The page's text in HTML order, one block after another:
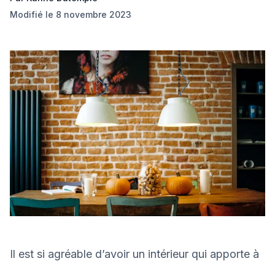
Modifié le 8 novembre 2023
Il est si agréable d’avoir un intérieur qui apporte à